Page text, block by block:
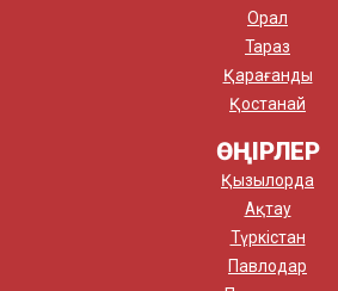
Орал
Тараз
Қарағанды
Қостанай
ӨҢІРЛЕР
Қызылорда
Ақтау
Түркістан
Павлодар